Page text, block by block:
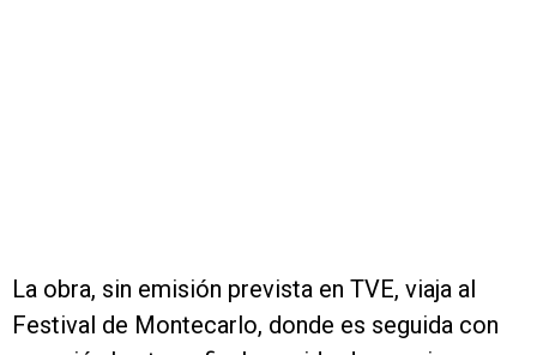
La obra, sin emisión prevista en TVE, viaja al
Festival de Montecarlo, donde es seguida con